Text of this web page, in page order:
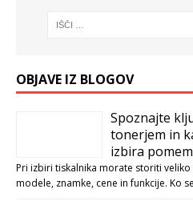
OBJAVE IZ BLOGOV
Spoznajte
tonerjem in
izbira
Pri izbiri tiskalnika morate storiti
modele, znamke, cene in funkcije. Ko